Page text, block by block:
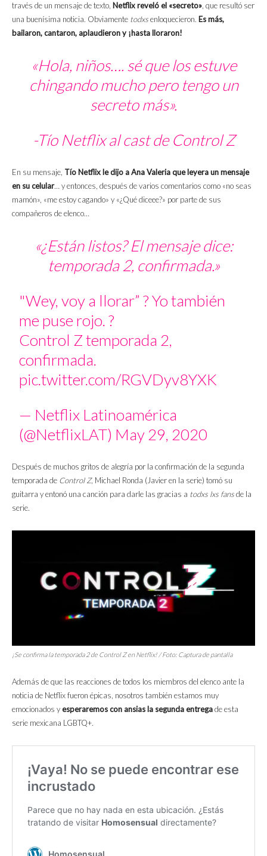
través de un mensaje de texto, Netflix reveló el «secreto», que resultó ser
una buenísima noticia. Obviamente todxsenloquecieron. Es más,
bailaron, cantaron, aplaudieron y ¡hasta lloraron!
«Hola, niños…. sé que los estuve
chingando mucho pero tengo un
secreto más».
-Tío Netflix alcastdeControl Z
En su mensaje, Tío Netflix le dijo a Ana Valeria que leyera un mensaje
en su celular… y entonces, después de varios comentarios como «no seas
mamón», «me estoy cagando» y «¿Qué diceee?» por parte de sus
compañeros de elenco…
«¿Están listos? El mensaje dice:
temporada 2, confirmada.»
"Wey, voy a llorar” ? Yo también
me puse rojo. ?
Control Z temporada 2,
confirmada.
pic.twitter.com/RGVDyv8YXK
— Netflix Latinoamérica
(@NetflixLAT) May 29, 2020
Después de muchos gritos de alegría por la confirmación de la segunda
temporada de Control Z, Michael Ronda (Javier en la serie) tomó su
guitarra y entonó una canción para darle las gracias a todxs lxs fansde la
serie.
¡Se confirma la temporada 2 de Control Z en Netflix! / Foto: Captura de pantalla
Además de que las reacciones de todos los miembros del elenco ante la
noticia de Netflix fueron épicas, nosotros también estamos muy
emocionados yesperaremos con ansias la segunda entregade esta
serie mexicana LGBTQ+.